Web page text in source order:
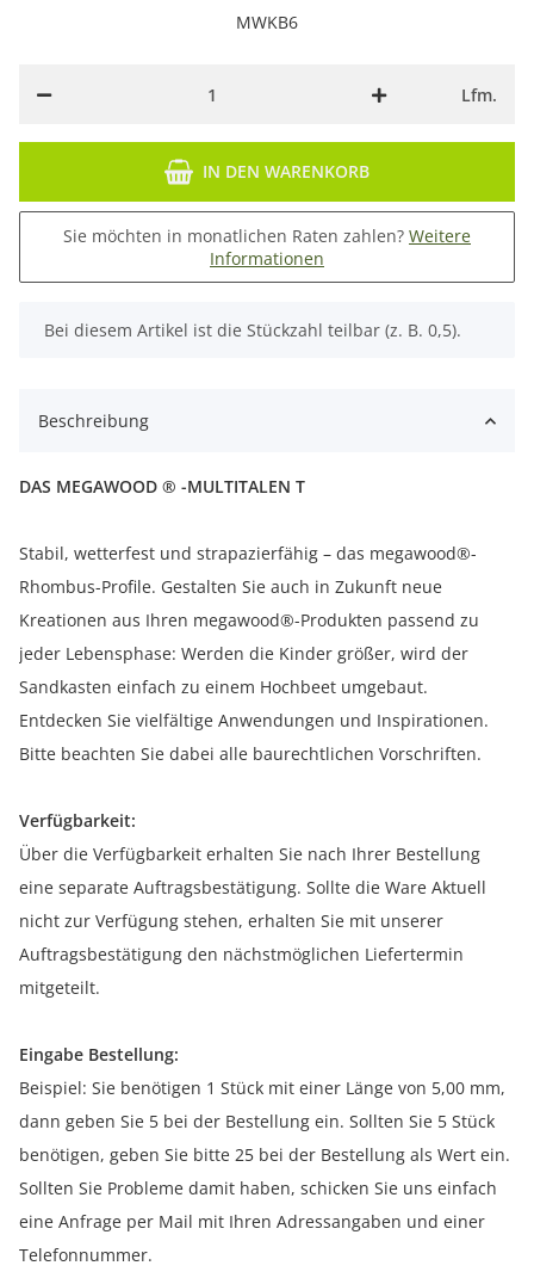
MWKB6
Lfm.
IN DEN WARENKORB
Sie möchten in monatlichen Raten zahlen? Weitere
Informationen
x
Bei diesem Artikel ist die Stückzahl teilbar (z. B. 0,5).
Beschreibung
DAS MEGAWOOD ® -MULTITALEN T
Stabil, wetterfest und strapazierfähig – das megawood®-
Rhombus-Profile. Gestalten Sie auch in Zukunft neue
Kreationen aus Ihren megawood®-Produkten passend zu
jeder Lebensphase: Werden die Kinder größer, wird der
Sandkasten einfach zu einem Hochbeet umgebaut.
Entdecken Sie vielfältige Anwendungen und Inspirationen.
Bitte beachten Sie dabei alle baurechtlichen Vorschriften.
Verfügbarkeit:
Über die Verfügbarkeit erhalten Sie nach Ihrer Bestellung
eine separate Auftragsbestätigung. Sollte die Ware Aktuell
nicht zur Verfügung stehen, erhalten Sie mit unserer
Auftragsbestätigung den nächstmöglichen Liefertermin
mitgeteilt.
Eingabe Bestellung:
Beispiel: Sie benötigen 1 Stück mit einer Länge von 5,00 mm,
dann geben Sie 5 bei der Bestellung ein. Sollten Sie 5 Stück
benötigen, geben Sie bitte 25 bei der Bestellung als Wert ein.
Sollten Sie Probleme damit haben, schicken Sie uns einfach
eine Anfrage per Mail mit Ihren Adressangaben und einer
Telefonnummer.